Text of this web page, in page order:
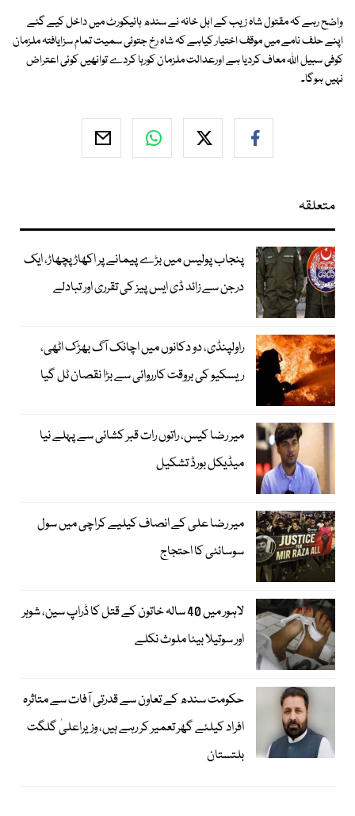
واضح رہے کہ مقتول شاہ زیب کے اہل خانہ نے سندھ ہائیکورٹ میں داخل کیے گئے
اپنے حلف نامے میں موقف اختیار کیاہے کہ شاہ رخ جتوئی سمیت تمام سزایافتہ ملزمان
کوفی سبیل اللہ معاف کردیا ہے اورعدالت ملزمان کورہا کردے توانھیں کوئی اعتراض
نہیں ہوگا۔
متعلقہ
پنجاب پولیس میں بڑے پیمانے پر اکھاڑ پچھاڑ، ایک
درجن سے زائد ڈی ایس پیز کی تقرری اور تبادلے
راولپنڈی، دو دکانوں میں اچانک آگ بھڑک اٹھی،
ریسکیو کی بروقت کارروائی سے بڑا نقصان ٹل گیا
میر رضا کیس، راتوں رات قبر کشائی سے پہلے نیا
میڈیکل بورڈ تشکیل
میر رضا علی کے انصاف کیلیے کراچی میں سول
سوسائٹی کا احتجاج
لاہور میں 40 سالہ خاتون کے قتل کا ڈراپ سین، شوہر
اور سوتیلا بیٹا ملوث نکلے
حکومت سندھ کے تعاون سے قدرتی آفات سے متاثرہ
افراد کیلئے گھر تعمیر کر رہے ہیں، وزیراعلیٰ گلگت
بلتستان